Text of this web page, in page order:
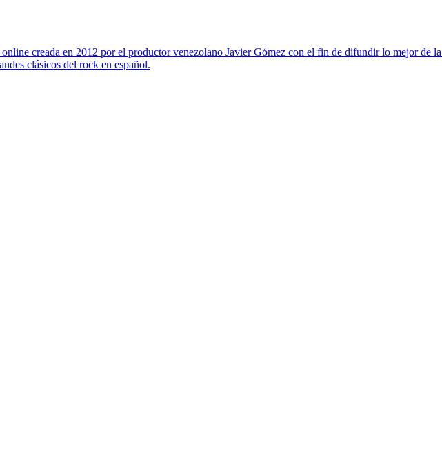
creada en 2012 por el productor venezolano Javier Gómez con el fin de difundir lo mejor de
clásicos del rock en español.